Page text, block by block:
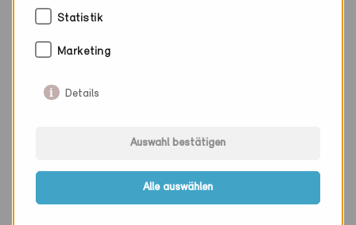
Aussentüre
27.11.2012
Statistik
Marketing
Details
Auswahl bestätigen
Alle auswählen